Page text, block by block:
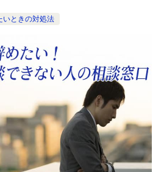
いときの対処法